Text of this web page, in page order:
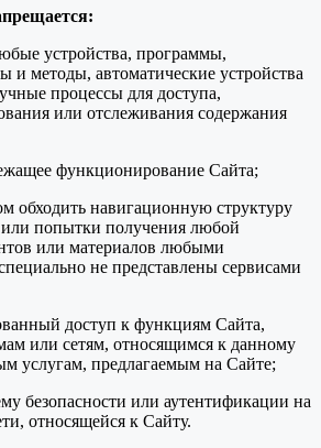
устройства, программы,
и методы, автоматические устройства
процессы для доступа,
или отслеживания содержания
функционирование Сайта;
обходить навигационную структуру
попытки получения любой
или материалов любыми
не представлены сервисами
доступ к функциям Сайта,
или сетям, относящимся к данному
услугам, предлагаемым на Сайте;
безопасности или аутентификации на
относящейся к Сайту.